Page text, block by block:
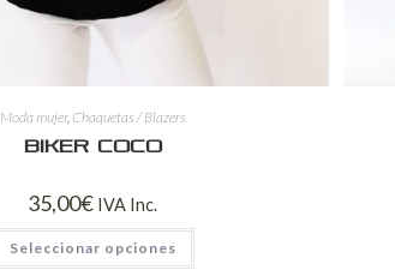
Moda mujer, Chaquetas / Blazers
Biker coco
35,00€ IVA Inc.
Seleccionar opciones